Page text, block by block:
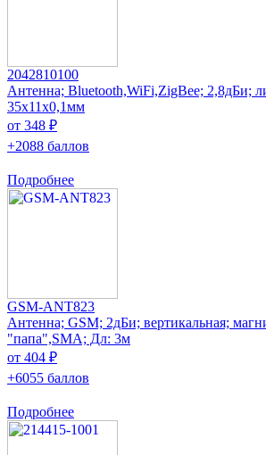
2042810100
Антенна; Bluetooth,WiFi,ZigBee; 2,8дБи;
35x11x0,1мм
от 348 ₽
+2088 баллов
Подробнее
GSM-ANT823
Антенна; GSM; 2дБи; вертикальная;
"папа",SMA; Дл: 3м
от 404 ₽
+6055 баллов
Подробнее